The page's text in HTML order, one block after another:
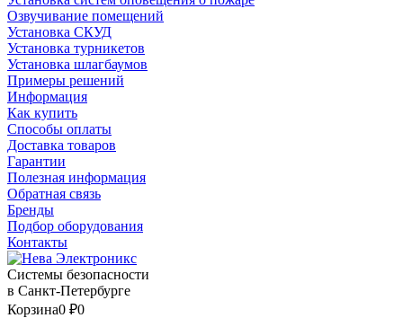
Озвучивание помещений
Установка СКУД
Установка турникетов
Установка шлагбаумов
Примеры решений
Информация
Как купить
Способы оплаты
Доставка товаров
Гарантии
Полезная информация
Обратная связь
Бренды
Подбор оборудования
Контакты
Системы безопасности
в Санкт-Петербурге
Корзина0 ₽0